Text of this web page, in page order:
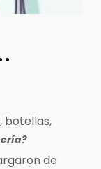
botellas,
de